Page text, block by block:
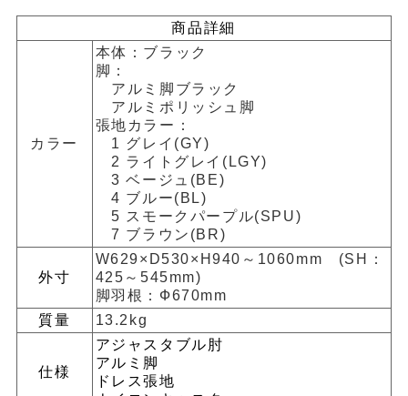
商品詳細
カラー
本体：ブラック
脚：
アルミ脚ブラック
アルミポリッシュ脚
張地カラー：
1 グレイ(GY)
2 ライトグレイ(LGY)
3 ベージュ(BE)
4 ブルー(BL)
5 スモークパープル(SPU)
7 ブラウン(BR)
外寸
W629×D530×H940～1060mm (SH：
425～545mm)
脚羽根：Ф670mm
質量
13.2kg
仕様
アジャスタブル肘
アルミ脚
ドレス張地